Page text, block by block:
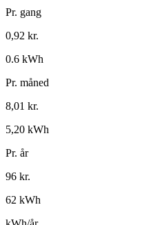
Pr. gang
0,92 kr.
0.6 kWh
Pr. måned
8,01 kr.
5,20 kWh
Pr. år
96 kr.
62 kWh